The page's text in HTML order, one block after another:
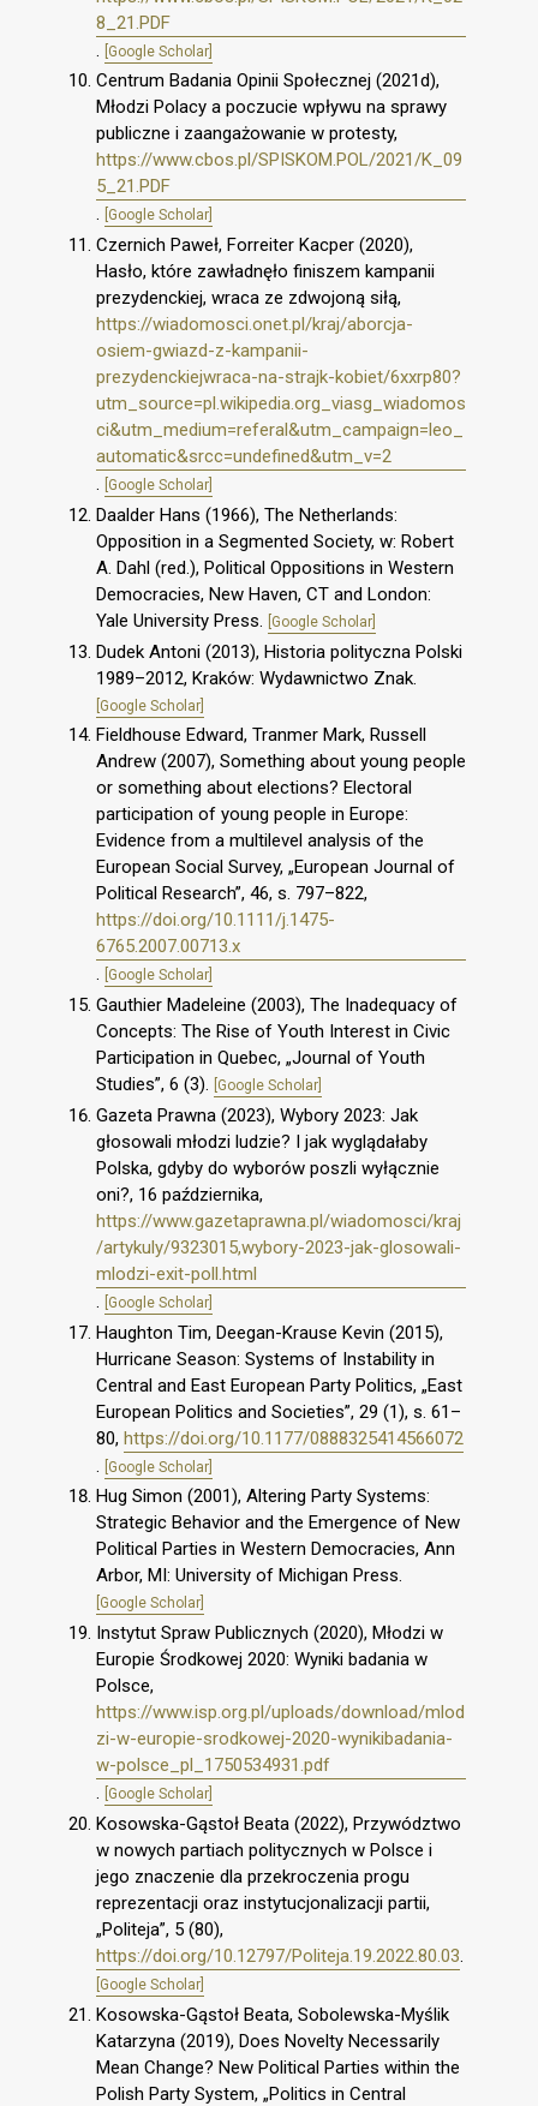
8_21.PDF
.
[Google Scholar]
Centrum Badania Opinii Społecznej (2021d),
Młodzi Polacy a poczucie wpływu na sprawy
publiczne i zaangażowanie w protesty,
https://www.cbos.pl/SPISKOM.POL/2021/K_09
5_21.PDF
.
[Google Scholar]
Czernich Paweł, Forreiter Kacper (2020),
Hasło, które zawładnęło finiszem kampanii
prezydenckiej, wraca ze zdwojoną siłą,
https://wiadomosci.onet.pl/kraj/aborcja-
osiem-gwiazd-z-kampanii-
prezydenckiejwraca-na-strajk-kobiet/6xxrp80?
utm_source=pl.wikipedia.org_viasg_wiadomos
ci&utm_medium=referal&utm_campaign=leo_
automatic&srcc=undefined&utm_v=2
.
[Google Scholar]
Daalder Hans (1966), The Netherlands:
Opposition in a Segmented Society, w: Robert
A. Dahl (red.), Political Oppositions in Western
Democracies, New Haven, CT and London:
Yale University Press.
[Google Scholar]
Dudek Antoni (2013), Historia polityczna Polski
1989–2012, Kraków: Wydawnictwo Znak.
[Google Scholar]
Fieldhouse Edward, Tranmer Mark, Russell
Andrew (2007), Something about young people
or something about elections? Electoral
participation of young people in Europe:
Evidence from a multilevel analysis of the
European Social Survey, „European Journal of
Political Research”, 46, s. 797–822,
https://doi.org/10.1111/j.1475-
6765.2007.00713.x
.
[Google Scholar]
Gauthier Madeleine (2003), The Inadequacy of
Concepts: The Rise of Youth Interest in Civic
Participation in Quebec, „Journal of Youth
Studies”, 6 (3).
[Google Scholar]
Gazeta Prawna (2023), Wybory 2023: Jak
głosowali młodzi ludzie? I jak wyglądałaby
Polska, gdyby do wyborów poszli wyłącznie
oni?, 16 października,
https://www.gazetaprawna.pl/wiadomosci/kraj
/artykuly/9323015,wybory-2023-jak-glosowali-
mlodzi-exit-poll.html
.
[Google Scholar]
Haughton Tim, Deegan-Krause Kevin (2015),
Hurricane Season: Systems of Instability in
Central and East European Party Politics, „East
European Politics and Societies”, 29 (1), s. 61–
80, https://doi.org/10.1177/0888325414566072
.
[Google Scholar]
Hug Simon (2001), Altering Party Systems:
Strategic Behavior and the Emergence of New
Political Parties in Western Democracies, Ann
Arbor, MI: University of Michigan Press.
[Google Scholar]
Instytut Spraw Publicznych (2020), Młodzi w
Europie Środkowej 2020: Wyniki badania w
Polsce,
https://www.isp.org.pl/uploads/download/mlod
zi-w-europie-srodkowej-2020-wynikibadania-
w-polsce_pl_1750534931.pdf
.
[Google Scholar]
Kosowska-Gąstoł Beata (2022), Przywództwo
w nowych partiach politycznych w Polsce i
jego znaczenie dla przekroczenia progu
reprezentacji oraz instytucjonalizacji partii,
„Politeja”, 5 (80),
https://doi.org/10.12797/Politeja.19.2022.80.03.
[Google Scholar]
Kosowska-Gąstoł Beata, Sobolewska-Myślik
Katarzyna (2019), Does Novelty Necessarily
Mean Change? New Political Parties within the
Polish Party System, „Politics in Central